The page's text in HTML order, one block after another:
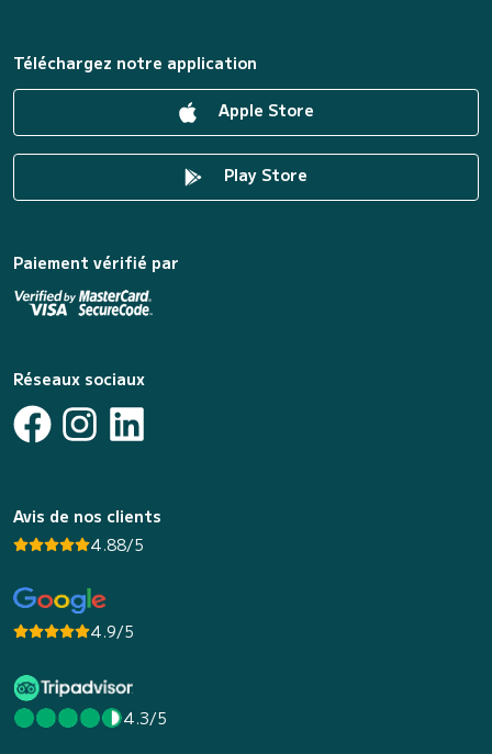
Téléchargez notre application
Apple Store
Play Store
Paiement vérifié par
Réseaux sociaux
Avis de nos clients
4.88/5
4.9/5
4.3/5